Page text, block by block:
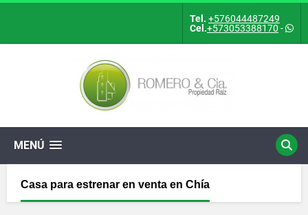
Tel. +576044487249
Cel.+573053388170 -
MENÚ
Casa para estrenar en venta en Chía